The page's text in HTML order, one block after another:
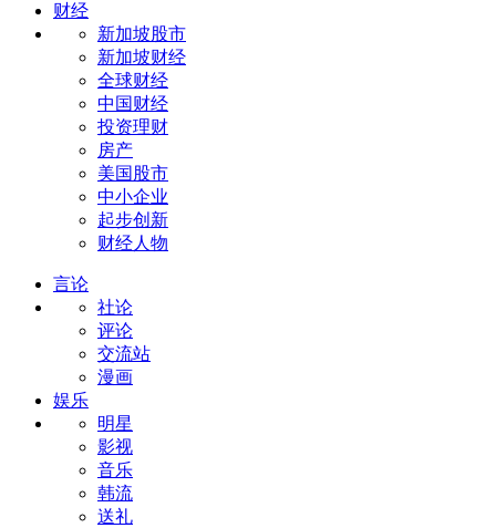
财经
新加坡股市
新加坡财经
全球财经
中国财经
投资理财
房产
美国股市
中小企业
起步创新
财经人物
言论
社论
评论
交流站
漫画
娱乐
明星
影视
音乐
韩流
送礼